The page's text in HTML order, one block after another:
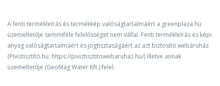
A fenti termékleírás és termékkép valóságtartalmáért a greenplaza.hu
üzemeltetője semmiféle felelősséget nem vállal. Fenti termékleírás és képi
anyag valóságtartalmáért és jogtisztaságáért az azt biztosító webáruház
(PIvíztisztító.hu; https://piviztisztitowebaruhaz.hu/) illetve annak
üzemeltetője (GeoMag Water Kft.) felel.